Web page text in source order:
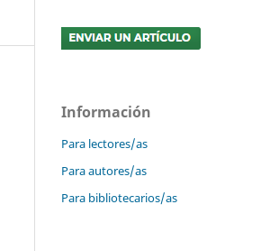
Información
Para lectores/as
Para autores/as
Para bibliotecarios/as